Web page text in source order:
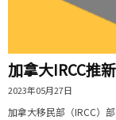
加拿大IRCC推
2023年05月27日
加拿大移民部（IRCC）部